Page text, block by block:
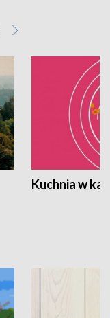
Kuchnia w